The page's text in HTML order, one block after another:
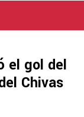
el gol del
Chivas